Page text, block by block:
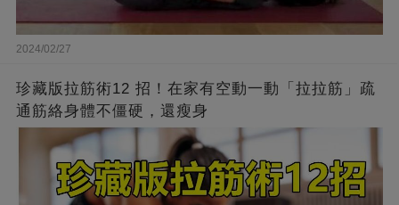
2024/02/27
珍藏版拉筋術12 招！在家有空動一動「拉拉筋」疏
通筋絡身體不僵硬，還瘦身